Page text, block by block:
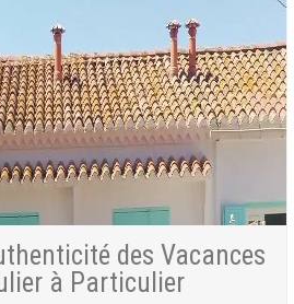
des Vacances
à Particulier